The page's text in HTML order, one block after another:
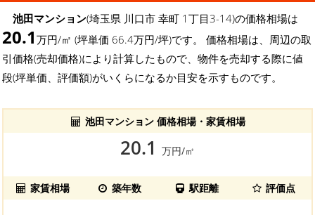
池田マンション(埼玉県 川口市 幸町 1丁目3-14)の価格相場は
20.1 万円/㎡ (坪単価 66.4万円/坪)です。 価格相場は、周辺の取
引価格(売却価格)により計算したもので、物件を売却する際に値
段(坪単価、評価額)がいくらになるか目安を示すものです。
池田マンション 価格相場・家賃相場
20.1 万円/㎡
家賃相場 築年数 駅距離 評価点